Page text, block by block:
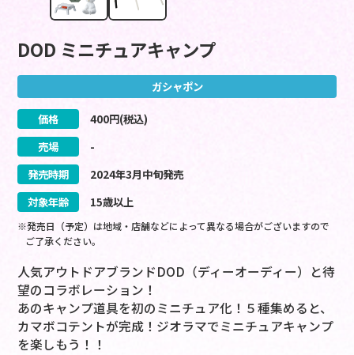
DOD ミニチュアキャンプ
ガシャポン
価格 400円(税込)
売場
-
発売時期
2024年3月中旬発売
対象年齢
15歳以上
※発売日（予定）は地域・店舗などによって異なる場合がございますので
ご了承ください。
人気アウトドアブランドDOD（ディーオーディー）と待
望のコラボレーション！
あのキャンプ道具を初のミニチュア化！５種集めると、
カマボコテントが完成！ジオラマでミニチュアキャンプ
を楽しもう！！